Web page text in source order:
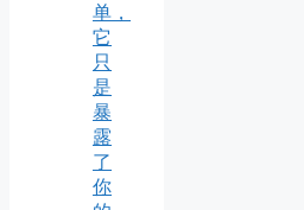
单，
它
只
是
暴
露
了
你